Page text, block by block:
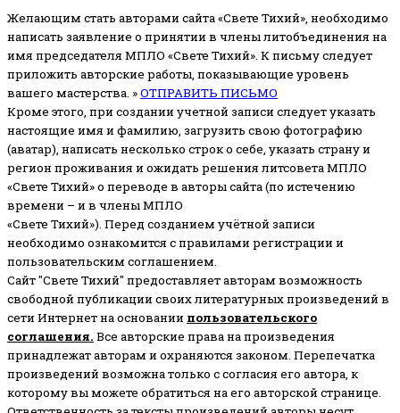
Желающим стать авторами сайта «Свете Тихий», необходимо
написать заявление о принятии в члены литобъединения на
имя председателя МПЛО «Свете Тихий». К письму следует
приложить авторские работы, показывающие уровень
вашего мастерства. »ОТПРАВИТЬ ПИСЬМО
Кроме этого, при создании учетной записи следует указать
настоящие имя и фамилию, загрузить свою фотографию
(аватар), написать несколько строк о себе, указать страну и
регион проживания и ожидать решения литсовета МПЛО
«Свете Тихий» о переводе в авторы сайта (по истечению
времени – и в члены МПЛО
«Свете Тихий»). Перед созданием учётной записи
необходимо ознакомится с правилами регистрации и
пользовательским соглашением.
Сайт "Свете Тихий" предоставляет авторам возможность
свободной публикации своих литературных произведений в
сети Интернет на основании пользовательского
соглашения. Все авторские права на произведения
принадлежат авторам и охраняются законом. Перепечатка
произведений возможна только с согласия его автора, к
которому вы можете обратиться на его авторской странице.